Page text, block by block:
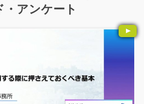
・アンケート